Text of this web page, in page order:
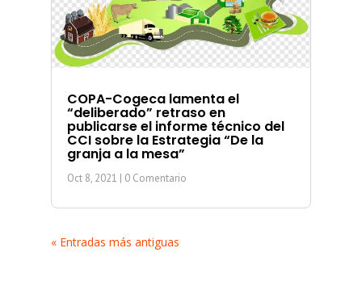
COPA-Cogeca lamenta el
“deliberado” retraso en
publicarse el informe técnico del
CCI sobre la Estrategia “De la
granja a la mesa”
Oct 8, 2021 | 0 Comentario
« Entradas más antiguas